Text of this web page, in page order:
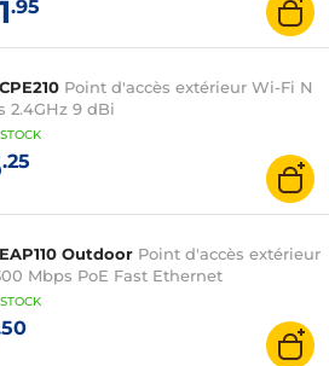
.95
Point d'accès extérieur Wi-Fi N
2.4GHz 9 dBi
STOCK
.25
Outdoor Point d'accès extérieur
Mbps PoE Fast Ethernet
STOCK